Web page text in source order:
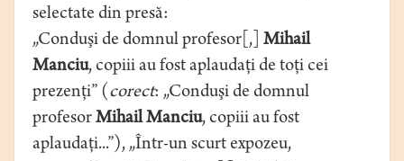
selectate din presă:
„Conduşi de domnul profesor[,] Mihail
Manciu, copiii au fost aplaudaţi de toţi cei
prezenţi” (corect: „Conduşi de domnul
profesorMihail Manciu, copiii au fost
aplaudaţi...”), „Într-un scurt expozeu,